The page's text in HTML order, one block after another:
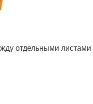
отдельными листами